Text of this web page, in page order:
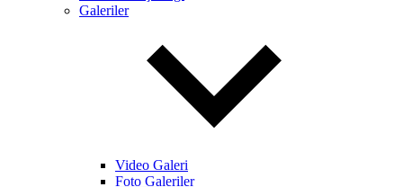
Galeriler
Video Galeri
Foto Galeriler